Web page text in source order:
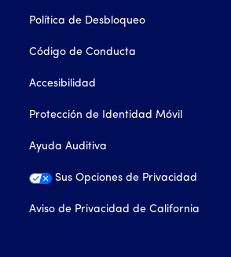
Política de Desbloqueo
Código de Conducta
Accesibilidad
Protección de Identidad Móvil
Ayuda Auditiva
Sus Opciones de Privacidad
Aviso de Privacidad de California